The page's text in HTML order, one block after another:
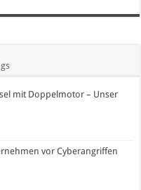
mit Doppelmotor – Unser
vor Cyberangriffen